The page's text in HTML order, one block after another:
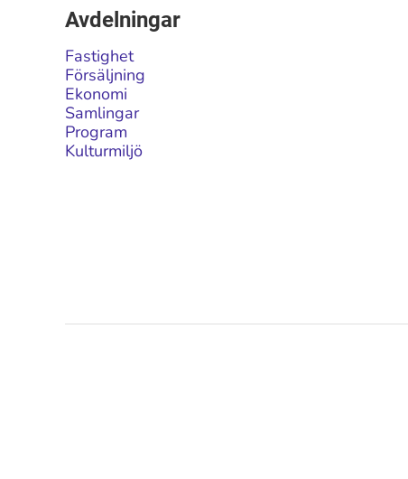
Avdelningar
Fastighet
Försäljning
Ekonomi
Samlingar
Program
Kulturmiljö